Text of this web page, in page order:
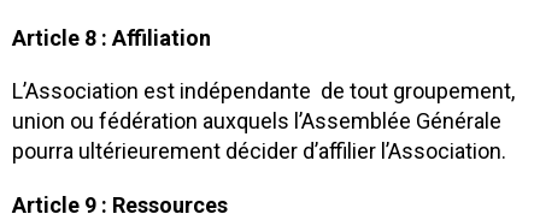
Article 8 : Affiliation
L’Association est indépendante de tout groupement,
union ou fédération auxquels l’Assemblée Générale
pourra ultérieurement décider d’affilier l’Association.
Article 9 : Ressources